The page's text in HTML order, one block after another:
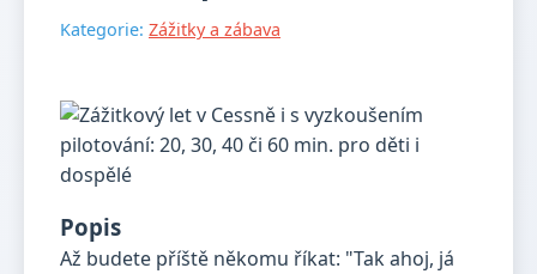
Kategorie: Zážitky a zábava
Popis
Až budete příště někomu říkat: "Tak ahoj, já